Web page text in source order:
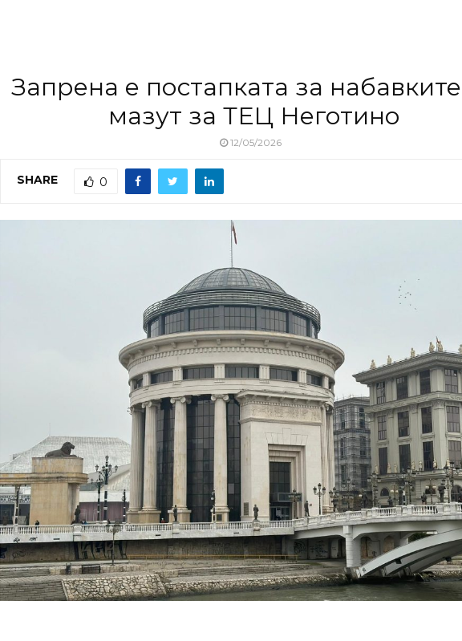
Запрена е постапката за
мазут за ТЕЦ Неготино
12/05/2026
SHARE 0